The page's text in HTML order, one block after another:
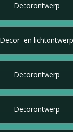
Decorontwerp
Decor- en lichtontwerp
Decorontwerp
Decorontwerp